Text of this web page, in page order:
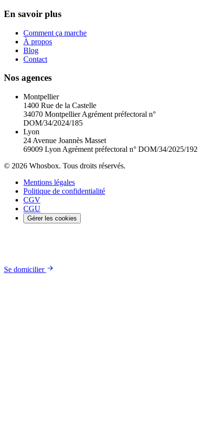
En savoir plus
Comment ça marche
À propos
Blog
Contact
Nos agences
Montpellier
1400 Rue de la Castelle
34070 MontpellierAgrément préfectoral n°
DOM/34/2024/185
Lyon
24 Avenue Joannès Masset
69009 Lyon Agrément préfectoral n° DOM/34/2025/192
© 2026 Whosbox. Tous droits réservés.
Mentions légales
Politique de confidentialité
CGV
CGU
Gérer les cookies
Se domicilier